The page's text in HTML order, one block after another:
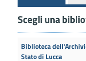
Scegli una
Biblioteca
Stato di Lucca